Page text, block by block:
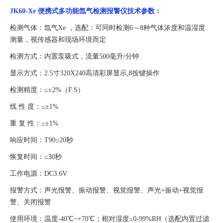
JK60-Xe 便携式多功能氙气检测报警仪技术参数：
检测气体：氙气Xe ，选配：可同时检测6～8种气体浓度和温湿度
测量，视传感器和现场环境而定
检测方式：内置泵吸式，流量500毫升/分钟
显示方式： 2.5寸320X240高清彩屏显示,8按键操作
检测精度： ≤±2%（F.S）
线 性 度：≤±1%
重 复 性：≤±1%
响应时间： T90≤20秒
恢复时间： ≤30秒
工作电源： DC3.6V
报警方式：声光报警、振动报警、视觉报警、声光+振动+视觉报
警、关闭报警
使用环境：温度-40℃~+70℃；相对湿度≤0-99%RH（选配内置过滤